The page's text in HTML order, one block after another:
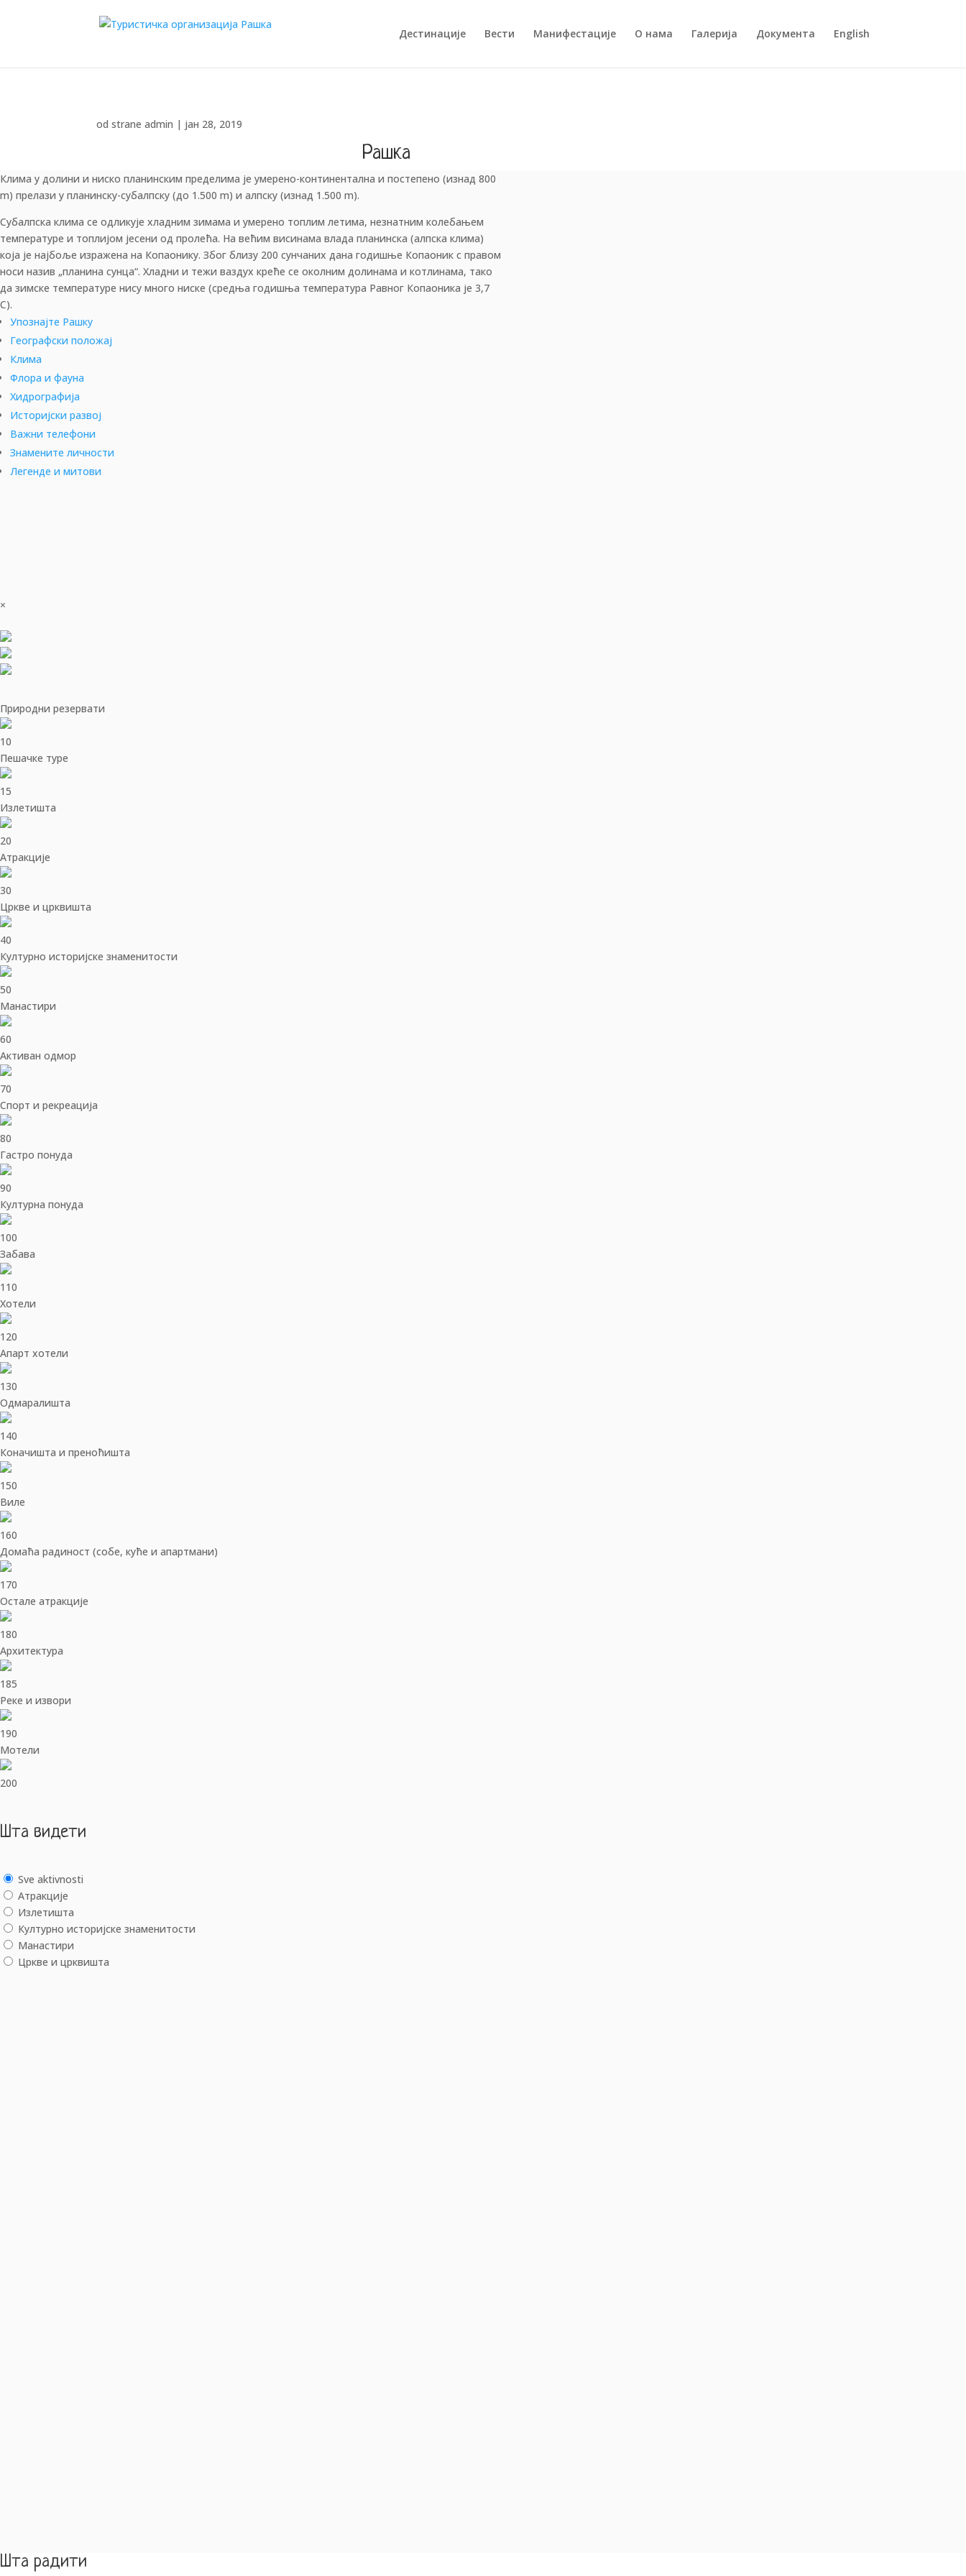
Дестинације Вести Манифестације О нама Галерија Документа English
od straneadmin | јан 28, 2019
Рашка
„Рашка, место где смо рођени“... Никола Пашић
Клима у долини и ниско планинским пределима је умерено-континентална и постепено (изнад 800
m) прелази у планинску-субалпску (до 1.500 m) и алпску (изнад 1.500 m).
Субалпска клима се одликује хладним зимама и умерено топлим летима, незнатним колебањем
температуре и топлијом јесени од пролећа. На већим висинама влада планинска (алпска клима)
која је најбоље изражена на Копаонику. Због близу 200 сунчаних дана годишње Копаоник с правом
носи назив „планина сунца“. Хладни и тежи ваздух креће се околним долинама и котлинама, тако
да зимске температуре нису много ниске (средња годишња температура Равног Копаоника је 3,7
C).
Упознајте Рашку
Географски положај
Клима
Флора и фауна
Хидрографија
Историјски развој
Важни телефони
Знамените личности
Легенде и митови
×
Природни резервати
10
Пешачке туре
15
Излетишта
20
Aтракције
30
Цркве и црквишта
40
Културно историјске знаменитости
50
Манастири
60
Активан одмор
70
Спорт и рекреација
80
Гастро понуда
90
Културна понуда
100
Забава
110
Хотели
120
Апарт хотели
130
Одмаралишта
140
Коначишта и преноћишта
150
Виле
160
Домаћа радиност (собе, куће и апартмани)
170
Остале атракције
180
Архитектура
185
Реке и извори
190
Мотели
200
Шта видети
Sve aktivnosti
Aтракције
Излетишта
Културно историјске знаменитости
Манастири
Цркве и црквишта
Шта радити